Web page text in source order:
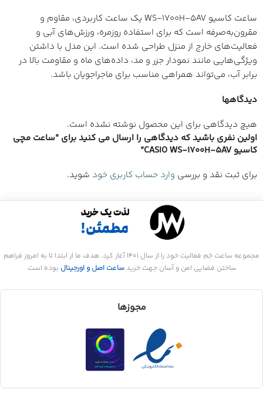
ساعت کاسیو WS-1700H-5AV یک ساعت کاربردی، مقاوم و
مقرون‌به‌صرفه است که برای استفاده روزمره، ورزش‌های آبی و
فعالیت‌های خارج از منزل طراحی شده است. این مدل با داشتن
ویژگی‌هایی مانند نمودار جزر و مد، داده‌های ماه و مقاومت بالا در
برابر آب، می‌تواند همراهی مناسب برای ماجراجویان باشد.
دیدگاهها
هیچ دیدگاهی برای این محصول نوشته نشده است.
اولین نفری باشید که دیدگاهی را ارسال می کنید برای “ساعت مچی
کاسیو CASIO WS-1700H-5AV”
برای ثبت نقد و بررسی وارد حساب کاربری خود شوید.
مجموعه ساعت جَم فعالیت خود را از سال 1401 آغاز کرد. هدف ما از ابتدا تا به امروز فراهم
ساختن فضایی امن و آسان جهت خرید ساعت اصل و اورجینال بوده است.
مجوزها